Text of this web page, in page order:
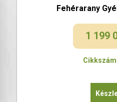
Fehérarany
1 199